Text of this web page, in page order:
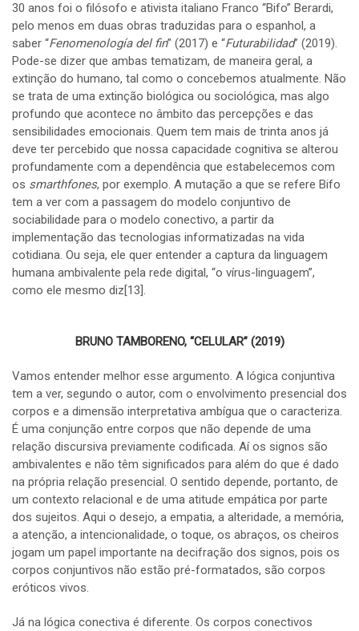
30 anos foi o filósofo e ativista italiano Franco “Bifo” Berardi,
pelo menos em duas obras traduzidas para o espanhol, a
saber “Fenomenología del fin” (2017) e “Futurabilidad” (2019).
Pode-se dizer que ambas tematizam, de maneira geral, a
extinção do humano, tal como o concebemos atualmente. Não
se trata de uma extinção biológica ou sociológica, mas algo
profundo que acontece no âmbito das percepções e das
sensibilidades emocionais. Quem tem mais de trinta anos já
deve ter percebido que nossa capacidade cognitiva se alterou
profundamente com a dependência que estabelecemos com
os smarthfones, por exemplo. A mutação a que se refere Bifo
tem a ver com a passagem do modelo conjuntivo de
sociabilidade para o modelo conectivo, a partir da
implementação das tecnologias informatizadas na vida
cotidiana. Ou seja, ele quer entender a captura da linguagem
humana ambivalente pela rede digital, “o vírus-linguagem”,
como ele mesmo diz[13].
BRUNO TAMBORENO, “CELULAR” (2019)
Vamos entender melhor esse argumento. A lógica conjuntiva
tem a ver, segundo o autor, com o envolvimento presencial dos
corpos e a dimensão interpretativa ambígua que o caracteriza.
É uma conjunção entre corpos que não depende de uma
relação discursiva previamente codificada. Aí os signos são
ambivalentes e não têm significados para além do que é dado
na própria relação presencial. O sentido depende, portanto, de
um contexto relacional e de uma atitude empática por parte
dos sujeitos. Aqui o desejo, a empatia, a alteridade, a memória,
a atenção, a intencionalidade, o toque, os abraços, os cheiros
jogam um papel importante na decifração dos signos, pois os
corpos conjuntivos não estão pré-formatados, são corpos
eróticos vivos.
Já na lógica conectiva é diferente. Os corpos conectivos